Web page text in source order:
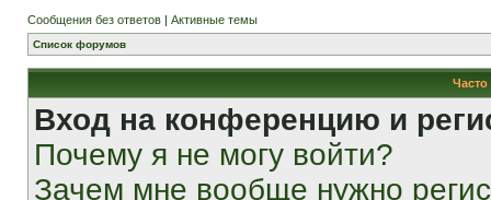
Сообщения без ответов | Активные темы
Список форумов
Вход на конференцию и
Почему я не могу войти?
Зачем мне вообще нужно